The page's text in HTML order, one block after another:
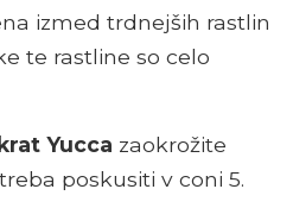
izmed trdnejših rastlin
te rastline so celo
Yucca zaokrožite
poskusiti v coni 5.